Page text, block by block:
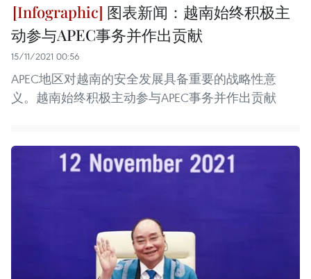
图表新闻：越南始终积极主
动参与APEC事务并作出贡献
15/11/2021 00:56
APEC地区对越南的安全发展具备重要的战略性意
义。越南始终积极主动参与APEC事务并作出贡献